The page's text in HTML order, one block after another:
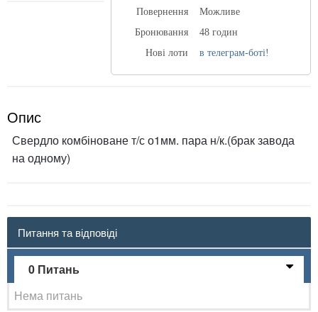
Повернення
Можливе
Бронювання
48 годин
Нові лоти
в телеграм-боті!
Опис
Свердло комбіноване т/с о1мм. пара н/к.(брак завода
на одному)
Питання та відповіді
0 Питань
Нема питань